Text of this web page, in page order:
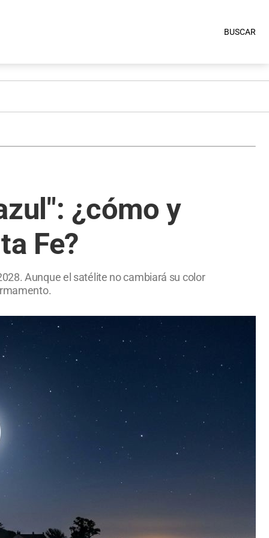
BUSCAR
¿cómo y
Fe?
Aunque el satélite no cambiará su color